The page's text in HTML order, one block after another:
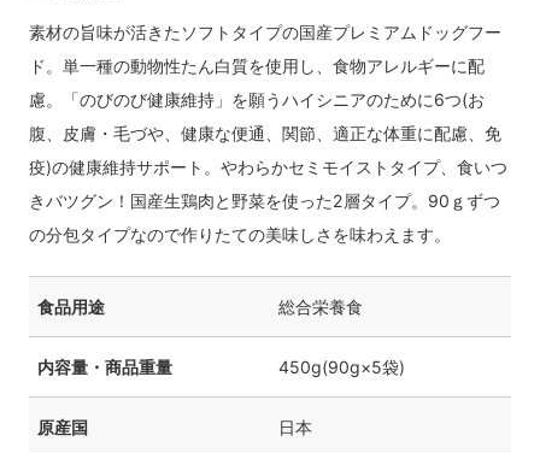
素材の旨味が活きたソフトタイプの国産プレミアムドッグフー
ド。単一種の動物性たん白質を使用し、食物アレルギーに配
慮。「のびのび健康維持」を願うハイシニアのために6つ(お
腹、皮膚・毛づや、健康な便通、関節、適正な体重に配慮、免
疫)の健康維持サポート。やわらかセミモイストタイプ、食いつ
きバツグン！国産生鶏肉と野菜を使った2層タイプ。90ｇずつ
の分包タイプなので作りたての美味しさを味わえます。
食品用途 総合栄養食
内容量・商品重量 450g(90g×5袋)
原産国 日本